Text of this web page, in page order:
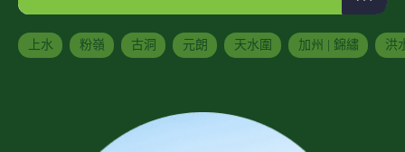
上水 粉嶺 古洞 元朗 天水圍 加州 | 錦繡 洪